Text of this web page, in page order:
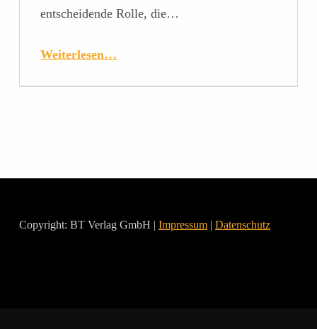
entscheidende Rolle, die…
Weiterlesen…
Copyright: BT Verlag GmbH | Impressum| Datenschutz